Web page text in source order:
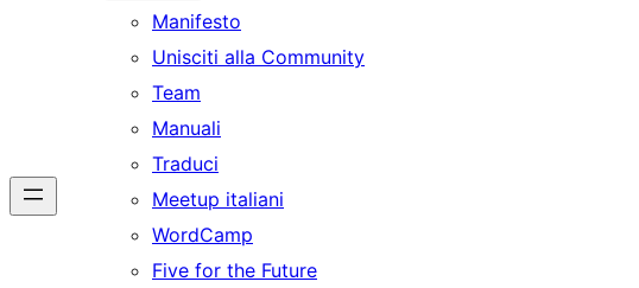
Manifesto
Unisciti alla Community
Team
Manuali
Traduci
Meetup italiani
WordCamp
Five for the Future